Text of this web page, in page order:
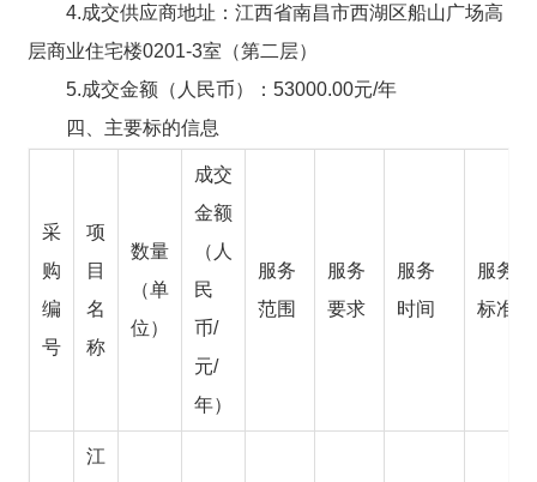
4.成交供应商地址：江西省南昌市西湖区船山广场高
层商业住宅楼0201-3室（第二层）
5.成交金额（人民币）：53000.00元/年
四、主要标的信息
采
购
编
号
项
目
名
称
数量
（单
位）
成交
金额
（人
民
币/
元/
年）
服务
范围
服务
要求
服务
时间
服务
标准
江